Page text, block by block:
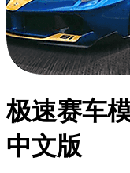
极速赛车
中文版